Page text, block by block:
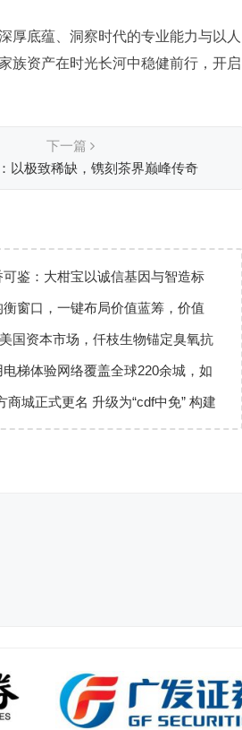
厚底蕴、洞察时代的专业能力与以人
族资产在时光长河中稳健前行，开启
下一篇
以极致稀缺，镌刻茶界巅峰传奇
鉴：大柑宝以诚信基因与智造标
高质量发展
窗口，一键布局价值蓝筹，价值
国资本市场，仟枝生物锚定臭氧抗
梯体验网络覆盖全球220余城，如
应
商城正式更名 升级为“cdf中免” 构建